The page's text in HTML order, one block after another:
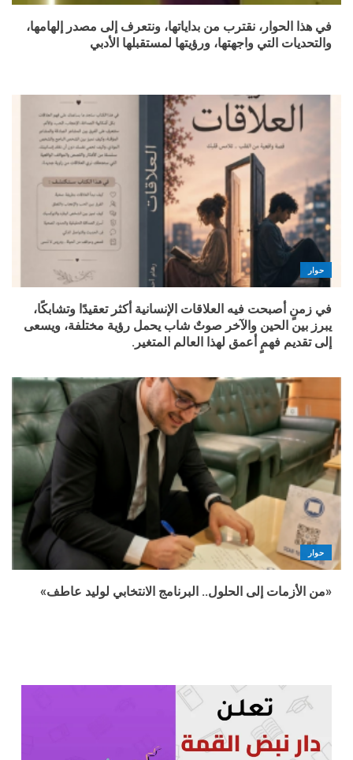
في هذا الحوار، نقترب من بداياتها، ونتعرف إلى مصدر إلهامها،
والتحديات التي واجهتها، ورؤيتها لمستقبلها الأدبي
حوار
في زمنٍ أصبحت فيه العلاقات الإنسانية أكثر تعقيدًا وتشابكًا،
يبرز بين الحين والآخر صوتٌ شاب يحمل رؤية مختلفة، ويسعى
إلى تقديم فهمٍ أعمق لهذا العالم المتغير.
حوار
«من الأزمات إلى الحلول.. البرنامج الانتخابي لوليد عاطف»